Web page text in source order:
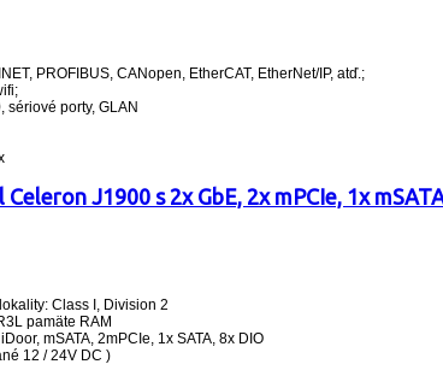
PROFIBUS, CANopen, EtherCAT, EtherNet/IP, atď.;
sériové porty, GLAN
J1900 s 2x GbE, 2x mPCIe, 1x
Class I, Division 2
pamäte RAM
mSATA, 2mPCIe, 1x SATA, 8x DIO
12 / 24V DC )